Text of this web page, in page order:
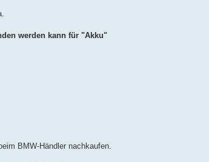
werden kann für "Akku"
BMW-Händler nachkaufen.